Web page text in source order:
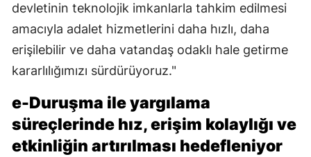
devletinin teknolojik imkanlarla tahkim edilmesi
amacıyla adalet hizmetlerini daha hızlı, daha
erişilebilir ve daha vatandaş odaklı hale getirme
kararlılığımızı sürdürüyoruz."
e-Duruşma ile yargılama
süreçlerinde hız, erişim kolaylığı ve
etkinliğin artırılması hedefleniyor